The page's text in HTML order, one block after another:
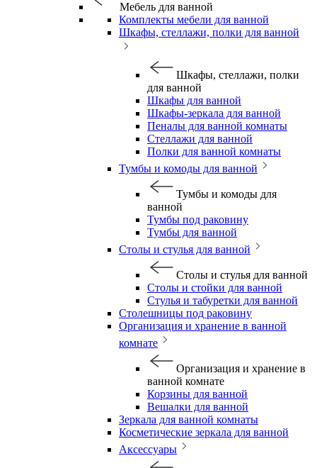
Мебель для ванной
Комплекты мебели для ванной
Шкафы, стеллажи, полки для ванной
Шкафы, стеллажи, полки
для ванной
Шкафы для ванной
Шкафы-зеркала для ванной
Пеналы для ванной комнаты
Стеллажи для ванной
Полки для ванной комнаты
Тумбы и комоды для ванной
Тумбы и комоды для
ванной
Тумбы под раковину
Тумбы для ванной
Столы и стулья для ванной
Столы и стулья для ванной
Столы и стойки для ванной
Стулья и табуретки для ванной
Столешницы под раковину
Организация и хранение в ванной
комнате
Организация и хранение в
ванной комнате
Корзины для ванной
Вешалки для ванной
Зеркала для ванной комнаты
Косметические зеркала для ванной
Аксессуары